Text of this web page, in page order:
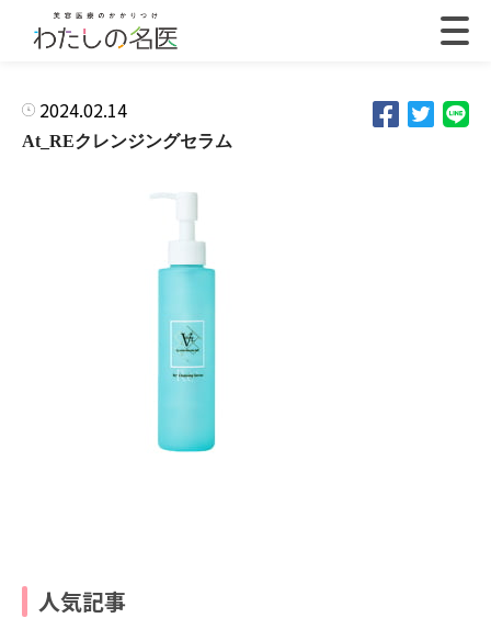
2024.02.14
At_REクレンジングセラム
人気記事